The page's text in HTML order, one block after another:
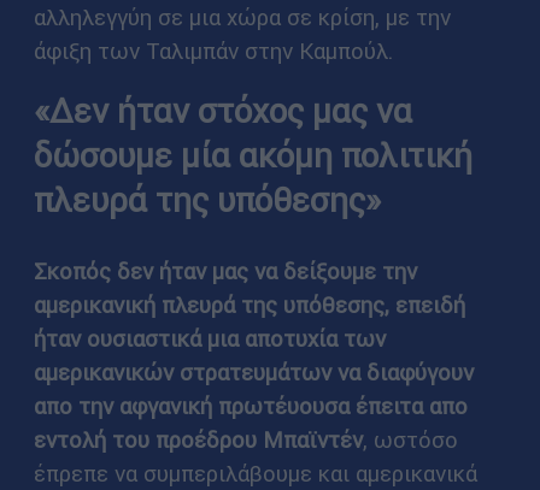
αλληλεγγύη σε μια χώρα σε κρίση, με την
άφιξη των Ταλιμπάν στην Καμπούλ.
«Δεν ήταν στόχος μας να
δώσουμε μία ακόμη πολιτική
πλευρά της υπόθεσης»
Σκοπός δεν ήταν μας να δείξουμε την
αμερικανική πλευρά της υπόθεσης, επειδή
ήταν ουσιαστικά μια αποτυχία των
αμερικανικών στρατευμάτων να διαφύγουν
απο την αφγανική πρωτέυουσα έπειτα απο
εντολή του προέδρου Μπαϊντέν, ωστόσο
έπρεπε να συμπεριλάβουμε και αμερικανικά